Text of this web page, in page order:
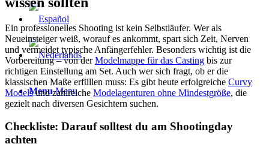
Menu Menu
Ein professionelles Shooting ist kein Selbstläufer. Wer als
Neueinsteiger weiß, worauf es ankommt, spart sich Zeit, Nerven
und vermeidet typische Anfängerfehler. Besonders wichtig ist die
Vorbereitung – von derModelmappe für das Casting bis zur
richtigen Einstellung am Set. Auch wer sich fragt, ob er die
klassischen Maße erfüllen muss: Es gibt heute erfolgreiche Curvy
Modelsund zahlreiche Modelagenturen ohne Mindestgröße, die
gezielt nach diversen Gesichtern suchen.
Checkliste: Darauf solltest du am Shootingday
achten